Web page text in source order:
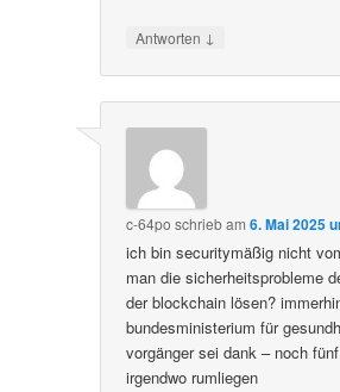
Antworten ↓
c-64po schriebam6. Mai 2025
ich bin securitymäßig nicht
man die sicherheitsprobleme
der blockchain lösen?
bundesministerium für
vorgänger sei dank – noch
irgendwo rumliegen